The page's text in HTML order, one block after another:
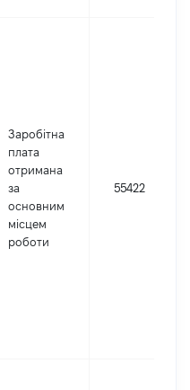
Заробітна
плата
отримана
за
основним
місцем
роботи
55422